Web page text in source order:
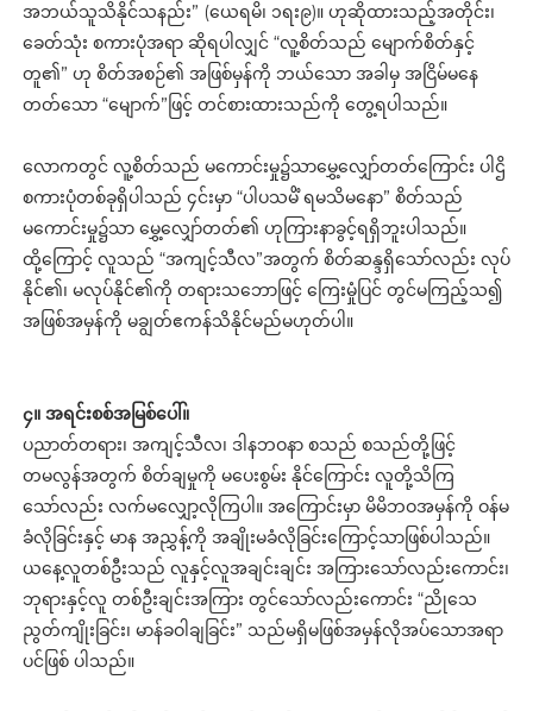
အဘယ်သူသိနိုင်သနည်း” (ယေရမိ၊ ၁ရး၉)။ ဟုဆိုထားသည့်အတိုင်း၊
ခေတ်သုံး စကားပုံအရာ ဆိုရပါလျှင် “လူ့စိတ်သည် မျောက်စိတ်နှင့်
တူ၏” ဟု စိတ်အစဉ်၏ အဖြစ်မှန်ကို ဘယ်သော အခါမှ အငြိမ်မနေ
တတ်သော “မျောက်”ဖြင့် တင်စားထားသည်ကို တွေ့ရပါသည်။
လောကတွင် လူ့စိတ်သည် မကောင်းမှု၌သာမွှေ့လျှော်တတ်ကြောင်း ပါဌိ
စကားပုံတစ်ခုရှိပါသည် ၄င်းမှာ “ပါပသမိံ ရမသိမနော” စိတ်သည်
မကောင်းမှု၌သာ မွှေ့လျှော်တတ်၏ ဟုကြားနာခွင့်ရရှိဘူးပါသည်။
ထို့ကြောင့် လူသည် “အကျင့်သီလ”အတွက် စိတ်ဆန္ဒရှိသော်လည်း လုပ်
နိုင်၏၊ မလုပ်နိုင်၏ကို တရားသဘောဖြင့် ကြေးမှုံပြင် တွင်မကြည့်သ၍
အဖြစ်အမှန်ကို မချွတ်ဧကန်သိနိုင်မည်မဟုတ်ပါ။
၄။ အရင်းစစ်အမြစ်ပေါ်။
ပညာတ်တရား၊ အကျင့်သီလ၊ ဒါနဘဝနာ စသည် စသည်တို့ဖြင့်
တမလွန်အတွက် စိတ်ချမှုကို မပေးစွမ်း နိုင်ကြောင်း လူတို့သိကြ
သော်လည်း လက်မလျှော့လိုကြပါ။ အကြောင်းမှာ မိမိဘဝအမှန်ကို ဝန်မ
ခံလိုခြင်းနှင့် မာန အညွှန့်ကို အချိုးမခံလိုခြင်းကြောင့်သာဖြစ်ပါသည်။
ယနေ့လူတစ်ဦးသည် လူနှင့်လူအချင်းချင်း အကြားသော်လည်းကောင်း၊
ဘုရားနှင့်လူ တစ်ဦးချင်းအကြား တွင်သော်လည်းကောင်း “ညိုသေ
ညွတ်ကျိုးခြင်း၊ မာန်ခဝါချခြင်း” သည်မရှိမဖြစ်အမှန်လိုအပ်သောအရာ
ပင်ဖြစ် ပါသည်။